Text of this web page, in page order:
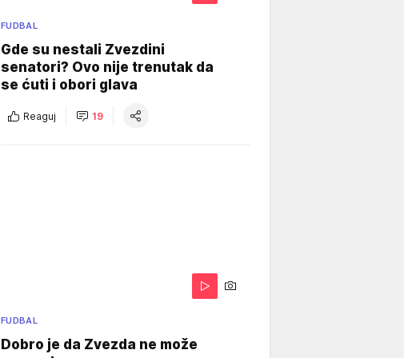
FUDBAL
Gde su nestali Zvezdini
senatori? Ovo nije trenutak da
se ćuti i obori glava
Reaguj 19
FUDBAL
Dobro je da Zvezda ne može